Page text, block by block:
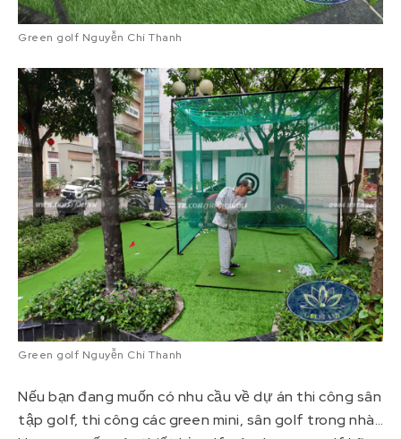
Green golf Nguyễn Chí Thanh
Green golf Nguyễn Chí Thanh
Nếu bạn đang muốn có nhu cầu về dự án thi công sân
tập golf, thi công các green mini, sân golf trong nhà…